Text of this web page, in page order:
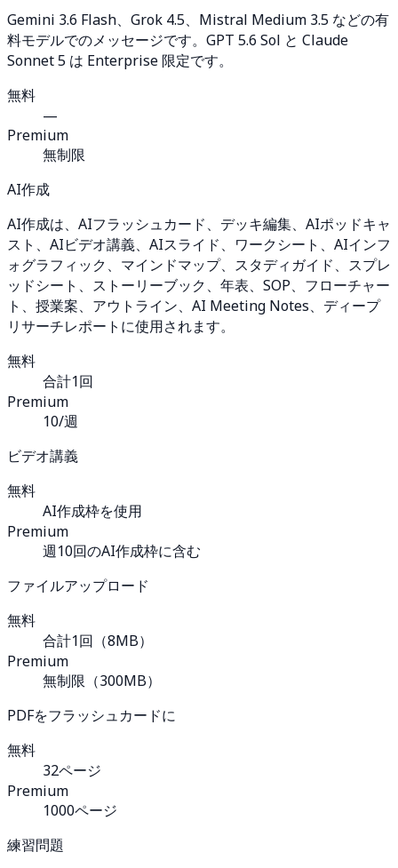
Gemini 3.6 Flash、Grok 4.5、Mistral Medium 3.5 などの有
料モデルでのメッセージです。GPT 5.6 Sol と Claude
Sonnet 5 は Enterprise 限定です。
無料
—
Premium
無制限
AI作成
AI作成は、AIフラッシュカード、デッキ編集、AIポッドキャ
スト、AIビデオ講義、AIスライド、ワークシート、AIインフ
ォグラフィック、マインドマップ、スタディガイド、スプレ
ッドシート、ストーリーブック、年表、SOP、フローチャー
ト、授業案、アウトライン、AI Meeting Notes、ディープ
リサーチレポートに使用されます。
無料
合計1回
Premium
10/週
ビデオ講義
無料
AI作成枠を使用
Premium
週10回のAI作成枠に含む
ファイルアップロード
無料
合計1回（8MB）
Premium
無制限（300MB）
PDFをフラッシュカードに
無料
32ページ
Premium
1000ページ
練習問題